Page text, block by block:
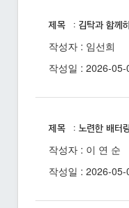
제목 : 김탁과 함께
작성자 : 임선희
작성일 : 2026-
제목 : 노련한 배터
작성자 : 이 연 순
작성일 : 2026-